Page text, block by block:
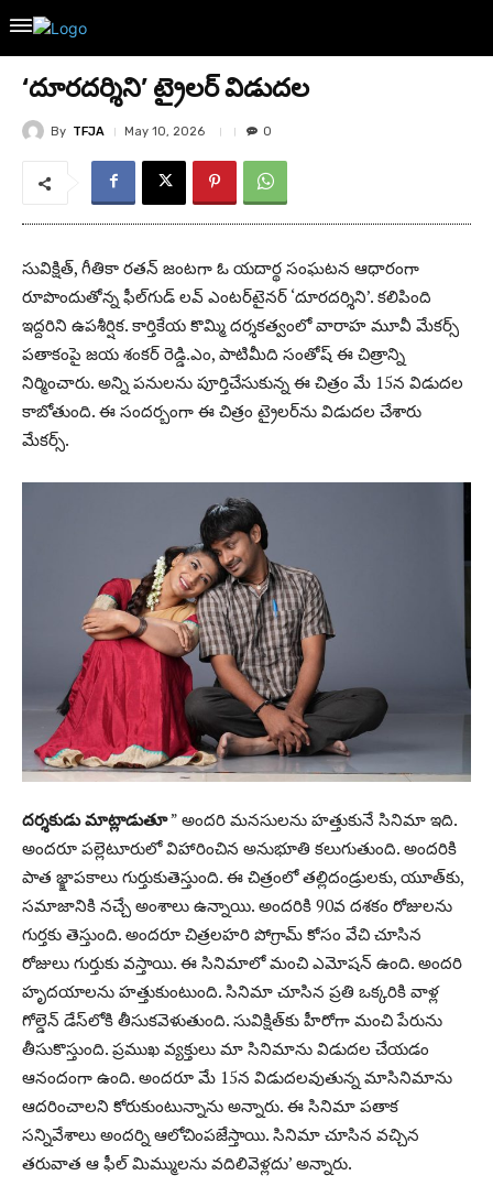
‘దూరదర్శిని’ ట్రైలర్‌ విడుదల
By TFJA May 10, 2026 0
సువిక్షిత్‌, గీతికా రతన్‌ జంటగా ఓ యదార్థ సంఘటన ఆధారంగా
రూపొందుతోన్న ఫీల్‌గుడ్‌ లవ్‌ ఎంటర్‌టైనర్‌ ‘దూరదర్శిని’. కలిపింది
ఇద్దరిని ఉపశీర్షిక. కార్తికేయ కొమ్మి దర్శకత్వంలో వారాహ మూవీ మేకర్స్‌
పతాకంపై జయ శంకర్‌ రెడ్డి.ఎం, పాటిమీది సంతోష్‌ ఈ చిత్రాన్ని
నిర్మించారు. అన్ని పనులను పూర్తిచేసుకున్న ఈ చిత్రం మే 15న విడుదల
కాబోతుంది. ఈ సందర్బంగా ఈ చిత్రం ట్రైలర్‌ను విడుదల చేశారు
మేకర్స్‌.
దర్శకుడు మాట్లాడుతూ” అందరి మనసులను హత్తుకునే సినిమా ఇది.
అందరూ పల్లెటూరులో విహారించిన అనుభూతి కలుగుతుంది. అందరికి
పాత జ్క్షాపకాలు గుర్తుకుతెస్తుంది. ఈ చిత్రంలో తల్లిదండ్రులకు, యూత్‌కు,
సమాజానికి నచ్చే అంశాలు ఉన్నాయి. అందరికి 90వ దశకం రోజులను
గుర్తకు తెస్తుంది. అందరూ చిత్రలహరి పోగ్రామ్‌ కోసం వేచి చూసిన
రోజులు గుర్తుకు వస్తాయి. ఈ సినిమాలో మంచి ఎమోషన్‌ ఉంది. అందరి
హృదయాలను హత్తుకుంటుంది. సినిమా చూసిన ప్రతి ఒక్కరికి వాళ్ల
గోల్డెన్‌ డేస్‌లోకి తీసుకవెళుతుంది. సువిక్షిత్‌కు హీరోగా మంచి పేరును
తీసుకొస్తుంది. ప్రముఖ వ్యక్తులు మా సినిమాను విడుదల చేయడం
ఆనందంగా ఉంది. అందరూ మే 15న విడుదలవుతున్న మాసినిమాను
ఆదరించాలని కోరుకుంటున్నాను అన్నారు. ఈ సినిమా పతాక
సన్నివేశాలు అందర్ని ఆలోచింపజేస్తాయి. సినిమా చూసిన వచ్చిన
తరువాత ఆ ఫీల్‌ మిమ్ములను వదిలివెళ్లదు’ అన్నారు.